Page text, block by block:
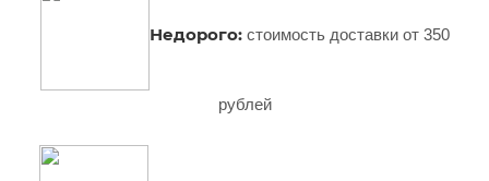
Недорого:стоимость доставки от 350
рублей